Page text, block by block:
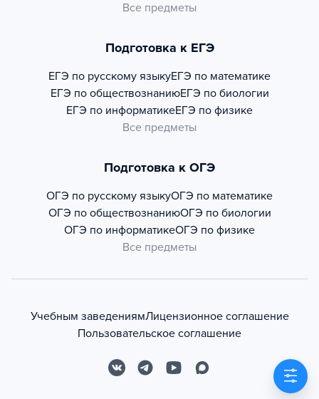
Все предметы
Подготовка к ЕГЭ
ЕГЭ по русскому языкуЕГЭ по математике
ЕГЭ по обществознаниюЕГЭ по биологии
ЕГЭ по информатикеЕГЭ по физике
Все предметы
Подготовка к ОГЭ
ОГЭ по русскому языкуОГЭ по математике
ОГЭ по обществознаниюОГЭ по биологии
ОГЭ по информатикеОГЭ по физике
Все предметы
Учебным заведениямЛицензионное соглашение
Пользовательское соглашение